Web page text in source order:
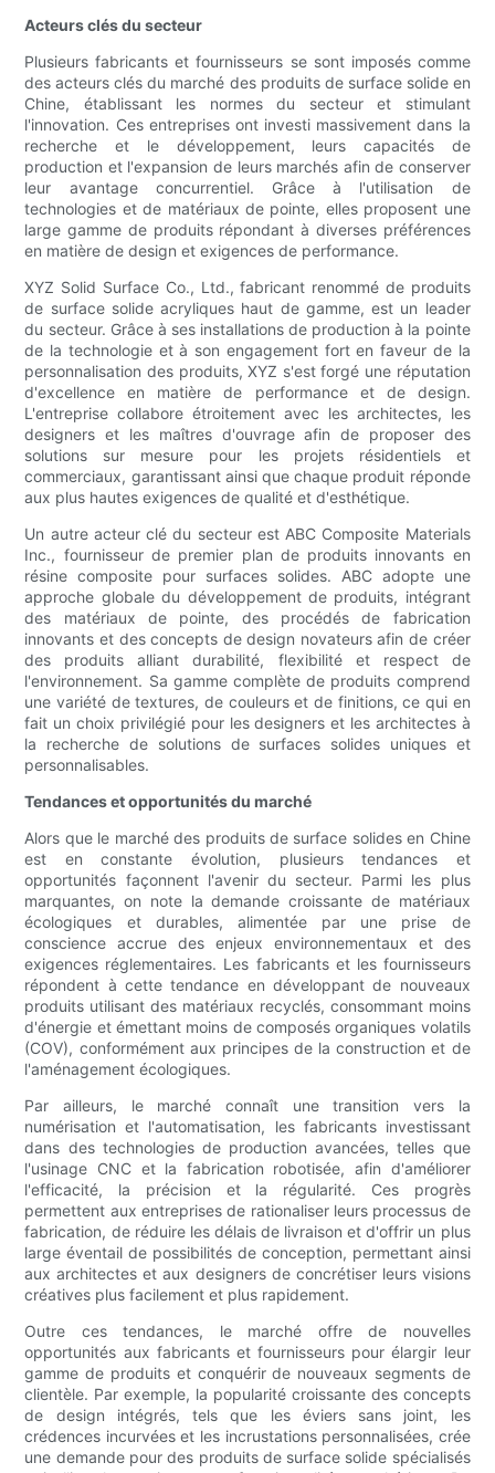
Acteurs clés du secteur
Plusieurs fabricants et fournisseurs se sont imposés comme
des acteurs clés du marché des produits de surface solide en
Chine, établissant les normes du secteur et stimulant
l'innovation. Ces entreprises ont investi massivement dans la
recherche et le développement, leurs capacités de
production et l'expansion de leurs marchés afin de conserver
leur avantage concurrentiel. Grâce à l'utilisation de
technologies et de matériaux de pointe, elles proposent une
large gamme de produits répondant à diverses préférences
en matière de design et exigences de performance.
XYZ Solid Surface Co., Ltd., fabricant renommé de produits
de surface solide acryliques haut de gamme, est un leader
du secteur. Grâce à ses installations de production à la pointe
de la technologie et à son engagement fort en faveur de la
personnalisation des produits, XYZ s'est forgé une réputation
d'excellence en matière de performance et de design.
L'entreprise collabore étroitement avec les architectes, les
designers et les maîtres d'ouvrage afin de proposer des
solutions sur mesure pour les projets résidentiels et
commerciaux, garantissant ainsi que chaque produit réponde
aux plus hautes exigences de qualité et d'esthétique.
Un autre acteur clé du secteur est ABC Composite Materials
Inc., fournisseur de premier plan de produits innovants en
résine composite pour surfaces solides. ABC adopte une
approche globale du développement de produits, intégrant
des matériaux de pointe, des procédés de fabrication
innovants et des concepts de design novateurs afin de créer
des produits alliant durabilité, flexibilité et respect de
l'environnement. Sa gamme complète de produits comprend
une variété de textures, de couleurs et de finitions, ce qui en
fait un choix privilégié pour les designers et les architectes à
la recherche de solutions de surfaces solides uniques et
personnalisables.
Tendances et opportunités du marché
Alors que le marché des produits de surface solides en Chine
est en constante évolution, plusieurs tendances et
opportunités façonnent l'avenir du secteur. Parmi les plus
marquantes, on note la demande croissante de matériaux
écologiques et durables, alimentée par une prise de
conscience accrue des enjeux environnementaux et des
exigences réglementaires. Les fabricants et les fournisseurs
répondent à cette tendance en développant de nouveaux
produits utilisant des matériaux recyclés, consommant moins
d'énergie et émettant moins de composés organiques volatils
(COV), conformément aux principes de la construction et de
l'aménagement écologiques.
Par ailleurs, le marché connaît une transition vers la
numérisation et l'automatisation, les fabricants investissant
dans des technologies de production avancées, telles que
l'usinage CNC et la fabrication robotisée, afin d'améliorer
l'efficacité, la précision et la régularité. Ces progrès
permettent aux entreprises de rationaliser leurs processus de
fabrication, de réduire les délais de livraison et d'offrir un plus
large éventail de possibilités de conception, permettant ainsi
aux architectes et aux designers de concrétiser leurs visions
créatives plus facilement et plus rapidement.
Outre ces tendances, le marché offre de nouvelles
opportunités aux fabricants et fournisseurs pour élargir leur
gamme de produits et conquérir de nouveaux segments de
clientèle. Par exemple, la popularité croissante des concepts
de design intégrés, tels que les éviers sans joint, les
crédences incurvées et les incrustations personnalisées, crée
une demande pour des produits de surface solide spécialisés